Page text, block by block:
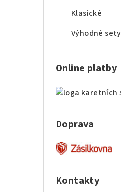
Klasické
Výhodné sety
Online platby
Doprava
Kontakty